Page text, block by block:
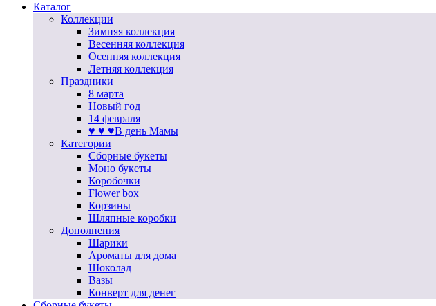
Каталог
Коллекции
Зимняя коллекция
Весенняя коллекция
Осенняя коллекция
Летняя коллекция
Праздники
8 марта
Новый год
14 февраля
♥ ♥ ♥В день Мамы
Категории
Сборные букеты
Моно букеты
Коробочки
Flower box
Корзины
Шляпные коробки
Дополнения
Шарики
Ароматы для дома
Шоколад
Вазы
Конверт для денег